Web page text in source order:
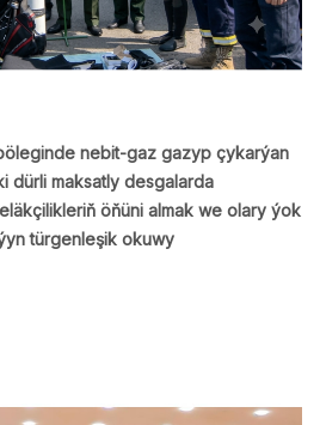
nebit-gaz gazyp çykarýan
dürli maksatly desgalarda
öňüni almak we olary ýok
türgenleşik okuwy